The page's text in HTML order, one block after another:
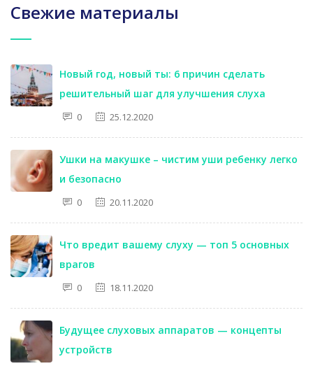
Свежие материалы
Новый год, новый ты: 6 причин сделать
решительный шаг для улучшения слуха
0 25.12.2020
Ушки на макушке – чистим уши ребенку легко
и безопасно
0 20.11.2020
Что вредит вашему слуху — топ 5 основных
врагов
0 18.11.2020
Будущее слуховых аппаратов — концепты
устройств